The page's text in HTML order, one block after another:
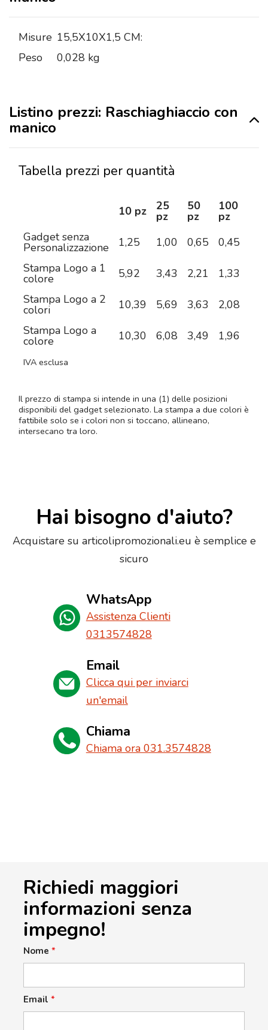
Misure 15,5X10X1,5 CM:
Peso
0,028 kg
Listino prezzi: Raschiaghiaccio con
manico
Tabella prezzi per quantità
10 pz 25
pz
50
pz
100
pz
Gadget senza
Personalizzazione 1,25 1,00 0,65 0,45
Stampa Logo a 1
colore 5,92 3,43 2,21 1,33
Stampa Logo a 2
colori 10,39 5,69 3,63 2,08
Stampa Logo a
colore 10,30 6,08 3,49 1,96
IVA esclusa
Il prezzo di stampa si intende in una (1) delle posizioni
disponibili del gadget selezionato. La stampa a due colori è
fattibile solo se i colori non si toccano, allineano,
intersecano tra loro.
Hai bisogno d'aiuto?
Acquistare su articolipromozionali.eu è semplice e
sicuro
WhatsApp
Assistenza Clienti
0313574828
Email
Clicca qui per inviarci
un'email
Chiama
Chiama ora 031.3574828
Richiedi maggiori
informazioni senza
impegno!
Nome *
Email *